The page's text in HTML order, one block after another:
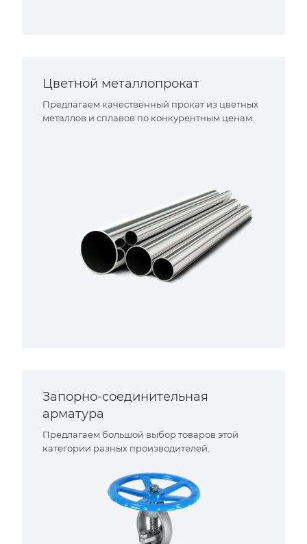
Цветной металлопрокат
Предлагаем качественный прокат из цветных
металлов и сплавов по конкурентным ценам.
Запорно-соединительная
арматура
Предлагаем большой выбор товаров этой
категории разных производителей.